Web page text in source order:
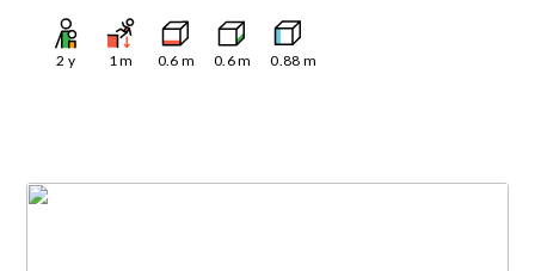
2 y 1m 0.6 m 0.6m 0.88 m